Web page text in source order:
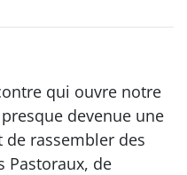
qui ouvre notre
devenue une
rassembler des
Pastoraux, de